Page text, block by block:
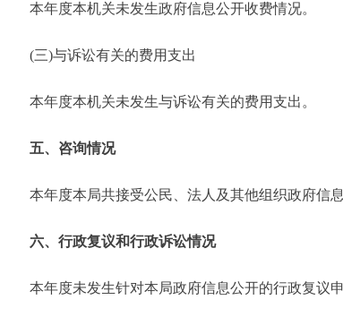
本年度本机关未发生政府信息公开收费情况。
(三)与诉讼有关的费用支出
本年度本机关未发生与诉讼有关的费用支出。
五、咨询情况
本年度本局共接受公民、法人及其他组织政府信息
六、行政复议和行政诉讼情况
本年度未发生针对本局政府信息公开的行政复议申